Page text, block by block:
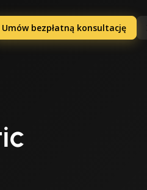
Umów bezpłatną konsultację